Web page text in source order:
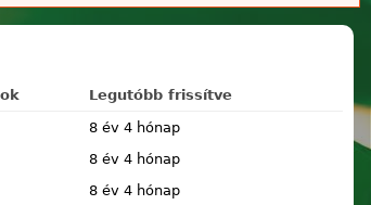
Legutóbb frissítve
8 év 4 hónap
8 év 4 hónap
8 év 4 hónap